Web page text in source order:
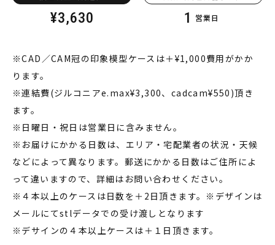
¥3,630 1 営業日
※CAD／CAM冠の印象模型ケースは＋ ¥1,000費用がかか
ります。
※連結費 (ジルコニアe.max¥3,300、 cadcam¥550 )頂き
ます。
※日曜日・祝日は営業日に含みません。
※お届けにかかる日数は、エリア・宅配業者の状況・天候
などによって異なります。郵送にかかる日数はご住所によ
って違いますので、詳細はお問い合わせください。
※４本以上のケースは日数を＋2日頂きます。※デザインは
メールにてstlデータでの受け渡しとなります
※デサインの４本以上ケースは＋１日頂きます。